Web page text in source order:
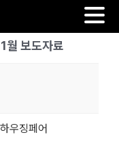
월 보도자료
우징페어